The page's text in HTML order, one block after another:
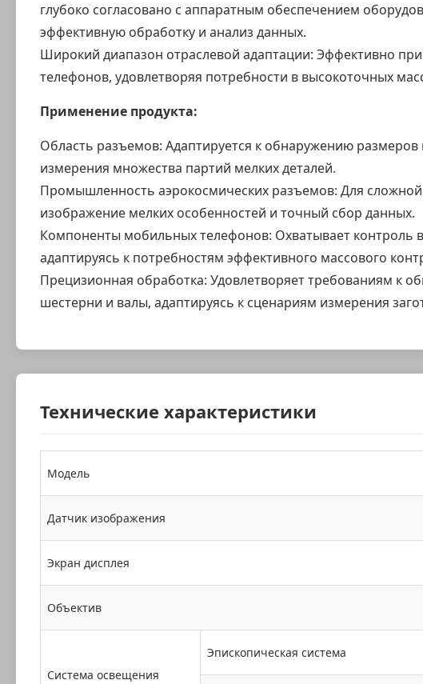
глубоко согласовано с аппаратным обеспечением
эффективную обработку и анализ данных.
Широкий диапазон отраслевой адаптации: Эффективно
телефонов, удовлетворяя потребности в высокоточных
Применение продукта:
Область разъемов: Адаптируется к обнаружению
измерения множества партий мелких деталей.
Промышленность аэрокосмических разъемов: Для
изображение мелких особенностей и точный сбор данных.
Компоненты мобильных телефонов: Охватывает контроль
адаптируясь к потребностям эффективного массового
Прецизионная обработка: Удовлетворяет требованиям к
шестерни и валы, адаптируясь к сценариям измерения
Технические характеристики
Модель
Датчик изображения
Экран дисплея
Объектив
Система освещения
Эпископическая система